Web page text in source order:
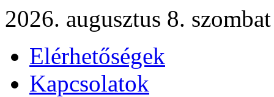
2026. augusztus 8. szombat
Elérhetőségek
Kapcsolatok